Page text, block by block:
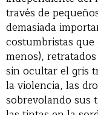
través de
demasiada
costumbristas
menos),
sin ocultar el gris
la violencia, las
sobrevolando sus